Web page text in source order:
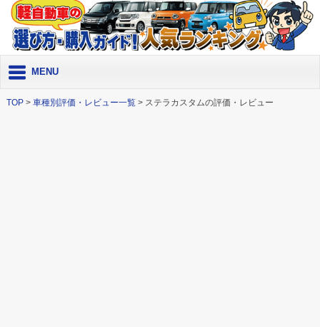
MENU
TOP> 車種別評価・レビュー一覧> ステラカスタムの評価・レビュー